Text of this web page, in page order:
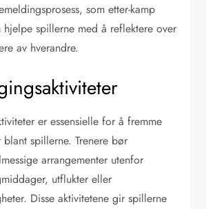
som etter-kamp
hjelpe spillerne med å reflektere over
av hverandre.
er essensielle for å fremme
blant spillerne. Trenere bør
arrangementer utenfor
utflukter eller
Disse aktivitetene gir spillerne